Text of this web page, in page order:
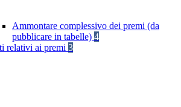
Ammontare complessivo dei premi (da
pubblicare in tabelle) 4
relativi ai premi 3